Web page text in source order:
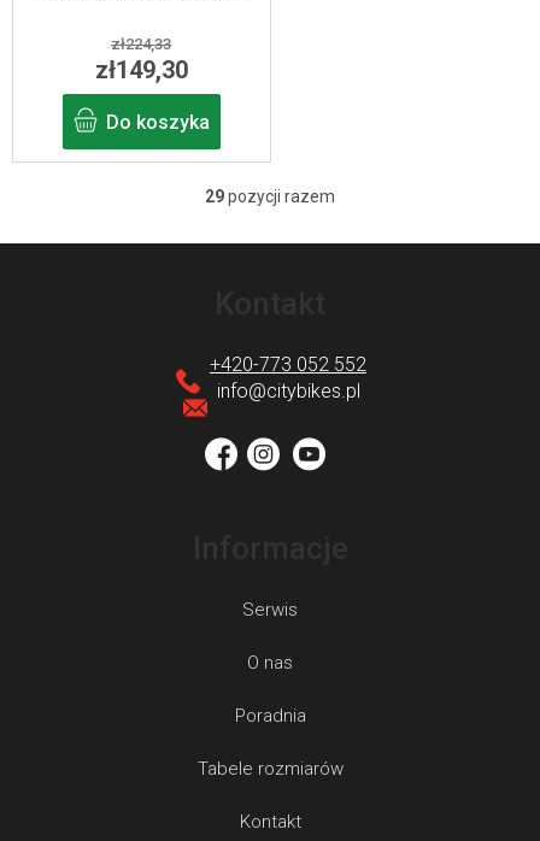
zł224,33
zł149,30
Do koszyka
K
o
o
k
i
t
y
29pozycji razem
info@citybikes.pl
+420-773 052 552
Serwis
O nas
Poradnia
Tabele rozmiarów
Kontakt